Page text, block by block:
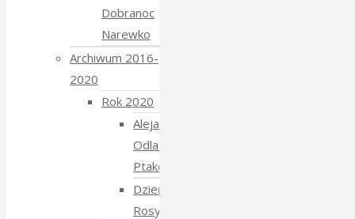
Dobranoc
Narewko
Archiwum 2016-
2020
Rok 2020
Aleja
Odlatujących
Ptaków
Dzień
Rosyjski